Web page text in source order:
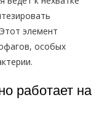
элемент
особых
работает на